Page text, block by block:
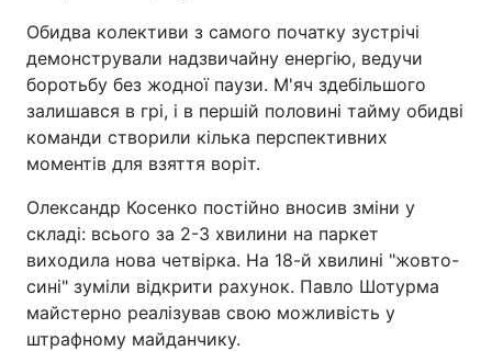
Обидва колективи з самого початку зустрічі
демонстрували надзвичайну енергію, ведучи
боротьбу без жодної паузи. М'яч здебільшого
залишався в грі, і в першій половині тайму обидві
команди створили кілька перспективних
моментів для взяття воріт.
Олександр Косенко постійно вносив зміни у
складі: всього за 2-3 хвилини на паркет
виходила нова четвірка. На 18-й хвилині "жовто-
сині" зуміли відкрити рахунок. Павло Шотурма
майстерно реалізував свою можливість у
штрафному майданчику.